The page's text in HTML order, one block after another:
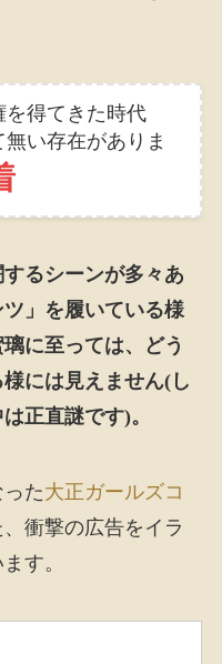
を得てきた時代
い存在がありま
るシーンが多々あ
」を履いている様
に至っては、どう
には見えません(し
正直謎です)。
た大正ガールズコ
衝撃の広告をイラ
す。